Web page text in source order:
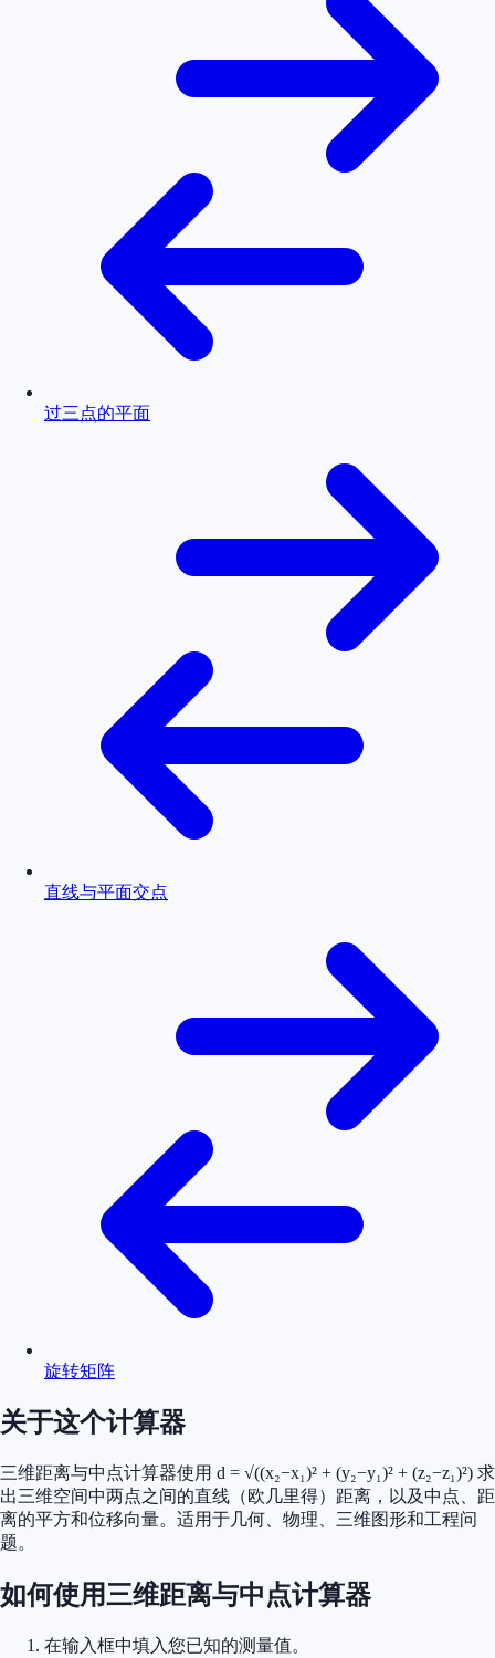
过三点的平面
直线与平面交点
旋转矩阵
关于这个计算器
三维距离与中点计算器使用 d = √((x₂−x₁)² + (y₂−y₁)² + (z₂−z₁)²) 求
出三维空间中两点之间的直线（欧几里得）距离，以及中点、距
离的平方和位移向量。适用于几何、物理、三维图形和工程问
题。
如何使用三维距离与中点计算器
在输入框中填入您已知的测量值。